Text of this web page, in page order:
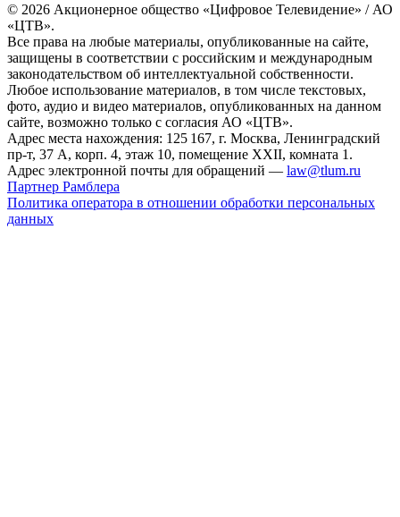
© 2026 Акционерное общество «Цифровое Телевидение» / АО
«ЦТВ».
Все права на любые материалы, опубликованные на сайте,
защищены в соответствии с российским и международным
законодательством об интеллектуальной собственности.
Любое использование материалов, в том числе текстовых,
фото, аудио и видео материалов, опубликованных на данном
сайте, возможно только с согласия АО «ЦТВ».
Адрес места нахождения: 125 167, г. Москва, Ленинградский
пр-т, 37 А, корп. 4, этаж 10, помещение XXII, комната 1.
Адрес электронной почты для обращений — law@tlum.ru
Партнер Рамблера
Политика оператора в отношении обработки персональных
данных